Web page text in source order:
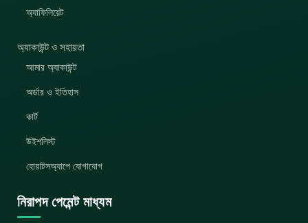
অ্যাফিলিয়েট
অ্যাকাউন্ট ও সহায়তা
আমার অ্যাকাউন্ট
অর্ডার ও ইতিহাস
কার্ট
উইশলিস্ট
হোয়াটসঅ্যাপে যোগাযোগ
নিরাপদ পেমেন্ট মাধ্যম